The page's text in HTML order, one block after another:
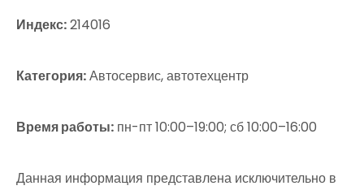
Индекс:214016
Категория:Автосервис, автотехцентр
Время работы: пн-пт 10:00–19:00; сб 10:00–16:00
Данная информация представлена исключительно в